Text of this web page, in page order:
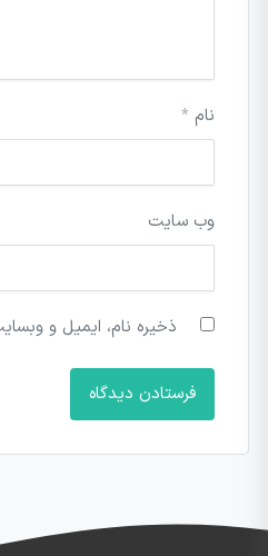
نام *
وب‌ سایت
ذخیره نام، ایمیل و